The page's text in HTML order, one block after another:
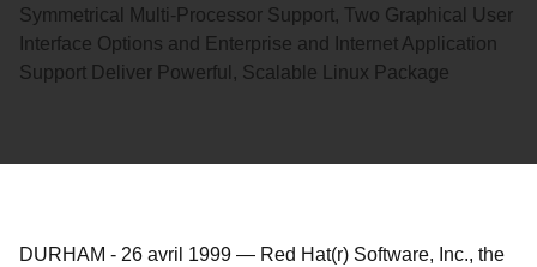
Symmetrical Multi-Processor Support, Two Graphical User
Interface Options and Enterprise and Internet Application
Support Deliver Powerful, Scalable Linux Package
DURHAM - 26 avril 1999 — Red Hat(r) Software, Inc., the